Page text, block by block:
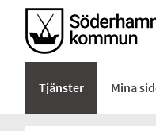
Tjänster Mina